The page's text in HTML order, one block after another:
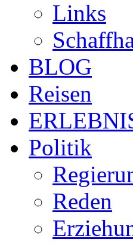
Links
BLOG
Reisen
Politik
Reden